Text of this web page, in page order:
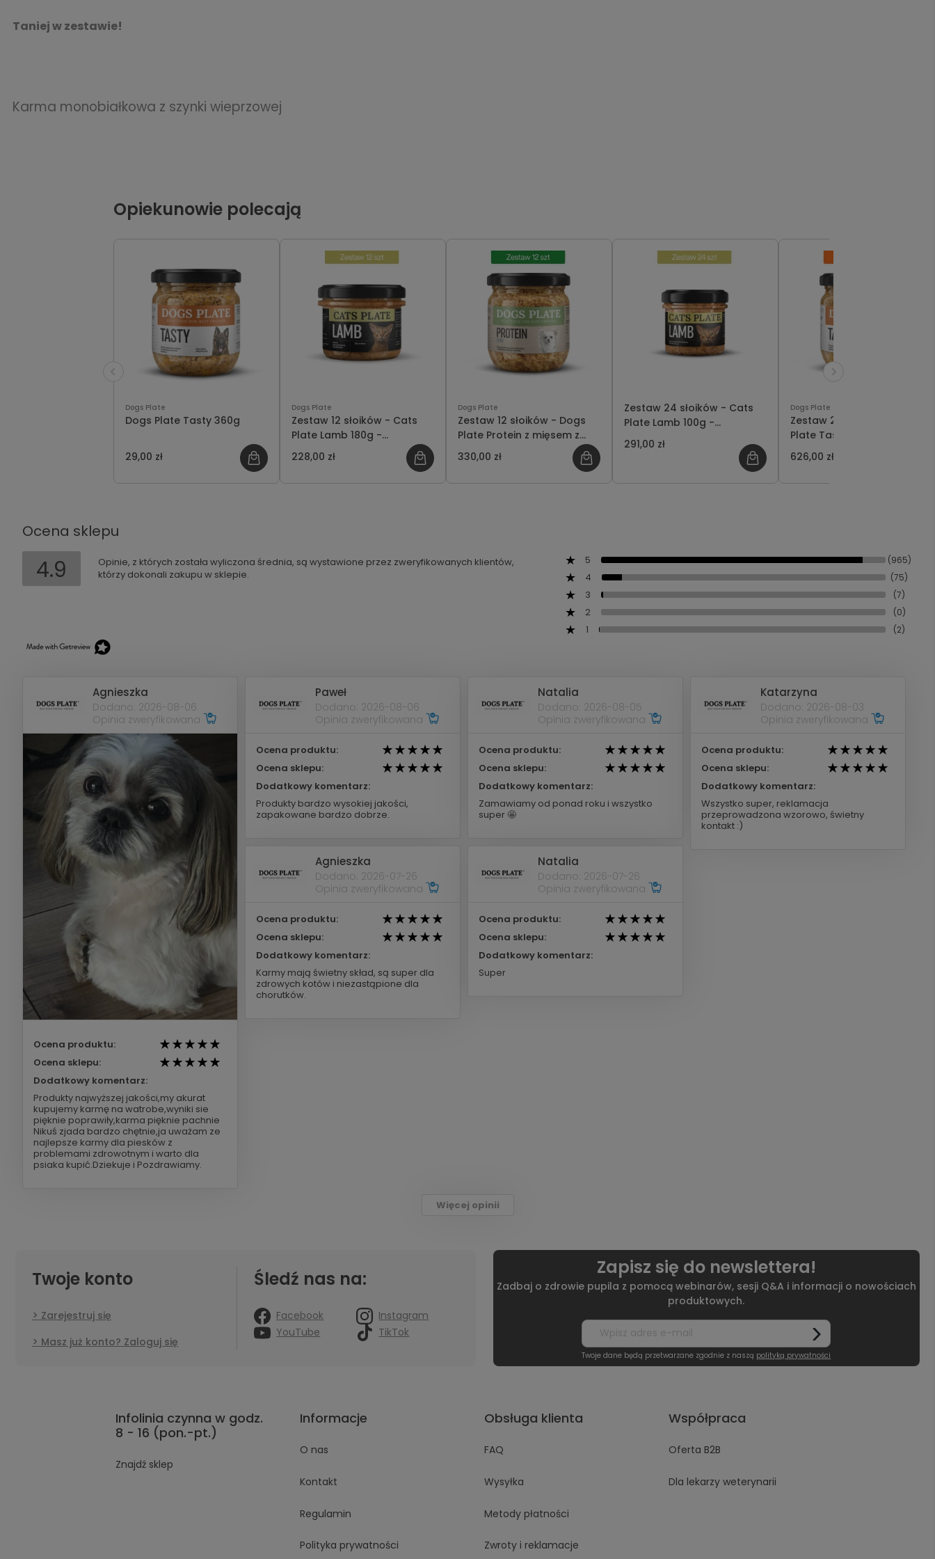
Taniej w zestawie!
Karma monobiałkowa z szynki wieprzowej
Opiekunowie polecają
Dogs Plate
Dogs Plate Tasty 360g
29,00 zł
Dogs Plate
Zestaw 12 słoików - Cats
Plate Lamb 180g -
oszczędzasz 12 PLN
228,00 zł
Dogs Plate
Zestaw 12 słoików - Dogs
Plate Protein z mięsem z
kaczki 360g - oszczędzasz
18 PLN
330,00 zł
Zestaw 24 słoików - Cats
Plate Lamb 100g -
oszczędzasz 33 PLN
291,00 zł
Dogs Plate
Zestaw 24 słoików - Dogs
Plate Tasty 360g -
oszczędzasz 70 PLN
626,00 zł
Ocena sklepu
4.9
Opinie, z których została wyliczona średnia, są wystawione przez zweryfikowanych klientów,
którzy dokonali zakupu w sklepie.
5 (965)
4 (75)
3 (7)
2 (0)
1 (2)
Agnieszka
Dodano: 2026-08-06
Opinia zweryfikowana
Ocena produktu:
Ocena sklepu:
Dodatkowy komentarz:
Produkty najwyższej jakości,my akurat
kupujemy karmę na watrobe,wyniki sie
pięknie poprawiły,karma pięknie pachnie
Nikuś zjada bardzo chętnie,ja uważam ze
najlepsze karmy dla piesków z
problemami zdrowotnym i warto dla
psiaka kupić.Dziekuje i Pozdrawiamy.
Paweł
Dodano: 2026-08-06
Opinia zweryfikowana
Ocena produktu:
Ocena sklepu:
Dodatkowy komentarz:
Produkty bardzo wysokiej jakości,
zapakowane bardzo dobrze.
Natalia
Dodano: 2026-08-05
Opinia zweryfikowana
Ocena produktu:
Ocena sklepu:
Dodatkowy komentarz:
Zamawiamy od ponad roku i wszystko
super 🤩
Katarzyna
Dodano: 2026-08-03
Opinia zweryfikowana
Ocena produktu:
Ocena sklepu:
Dodatkowy komentarz:
Wszystko super, reklamacja
przeprowadzona wzorowo, świetny
kontakt :)
Agnieszka
Dodano: 2026-07-26
Opinia zweryfikowana
Ocena produktu:
Ocena sklepu:
Dodatkowy komentarz:
Karmy mają świetny skład, są super dla
zdrowych kotów i niezastąpione dla
chorutków.
Natalia
Dodano: 2026-07-26
Opinia zweryfikowana
Ocena produktu:
Ocena sklepu:
Dodatkowy komentarz:
Super
Więcej opinii
Twoje konto
Zarejestruj się
Masz już konto? Zaloguj się
Śledź nas na:
Facebook
Instagram
YouTube
TikTok
Zapisz się do newslettera!
Zadbaj o zdrowie pupila z pomocą webinarów, sesji Q&A i informacji o nowościach
produktowych.
Twoje dane będą przetwarzane zgodnie z naszą polityką prywatności
Infolinia czynna w godz.
8 - 16 (pon.-pt.)
Znajdź sklep
Informacje
O nas
Kontakt
Regulamin
Polityka prywatności
Obsługa klienta
FAQ
Wysyłka
Metody płatności
Zwroty i reklamacje
Współpraca
Oferta B2B
Dla lekarzy weterynarii